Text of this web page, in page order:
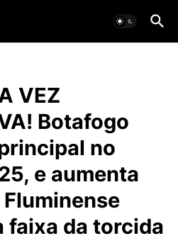
VEZ
Botafogo
no
e aumenta
faixa da torcida